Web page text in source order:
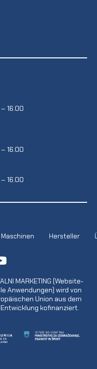
16.00
16.00
16.00
Hersteller
MARKETING (Website-
Anwendungen) wird von
Union aus dem
kofinanziert.